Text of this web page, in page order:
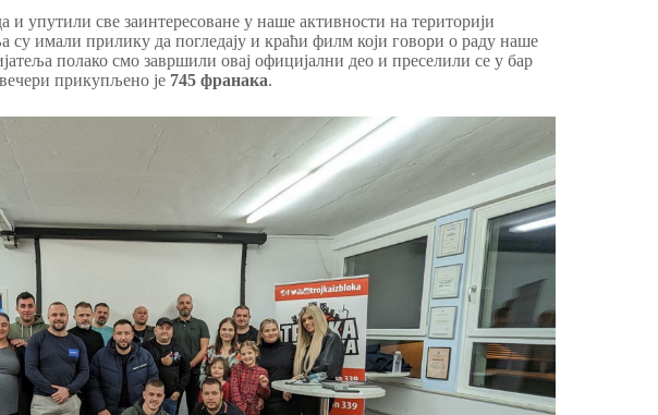
упутили све заинтересоване у наше активности на територији
имали прилику да погледају и краћи филм који говори о раду наше
полако смо завршили овај официјални део и преселили се у бар
прикупљено је 745 франака.